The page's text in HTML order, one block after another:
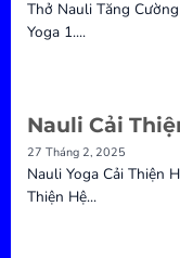
Thở Nauli Tăng
Yoga 1....
Nauli Cải
27 Tháng 2, 2025
Nauli Yoga Cải Thiện
Thiện Hệ...